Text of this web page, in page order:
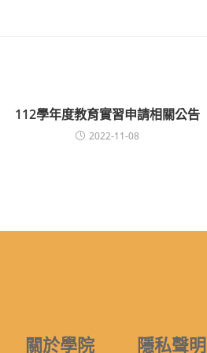
112學年度教育實習申請相關公告
2022-11-08
關於學院 隱私聲明